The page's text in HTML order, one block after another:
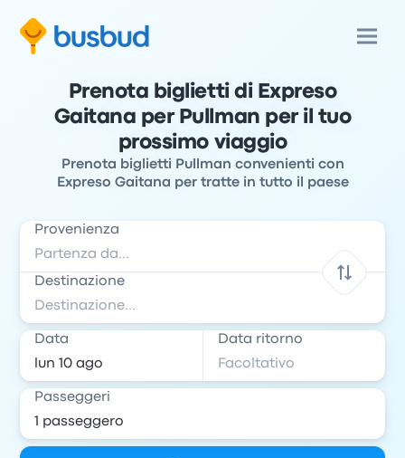
Prenota biglietti di Expreso
Gaitana per Pullman per il tuo
prossimo viaggio
Prenota biglietti Pullman convenienti con
Expreso Gaitana per tratte in tutto il paese
Provenienza
Destinazione
Data Data ritorno
Passeggeri